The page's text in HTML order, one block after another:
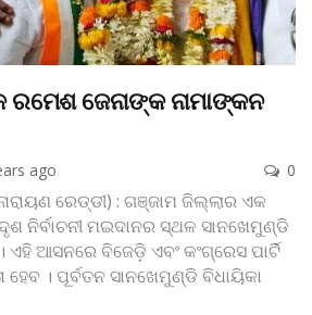
ରମେଶ ଜେନାଙ୍କ ନାମାଙ୍କନ
ago 0
ରେଡ୍ଡୀ) : ଗଞ୍ଜାମ ଜିଲ୍ଲାର ଏକ
ନିର୍ବାଚନୀ ମଇଦାନର ସ୍ଥଳ ସାନଖେମୁଣ୍ଡି
ଆସନରେ ବିଜେଡ଼ି ଏବଂ କଂଗ୍ରେସ ପାର୍ଟି
। ପୂର୍ବତନ ସାନଖେମୁଣ୍ଡି ବିଧାୟିକା